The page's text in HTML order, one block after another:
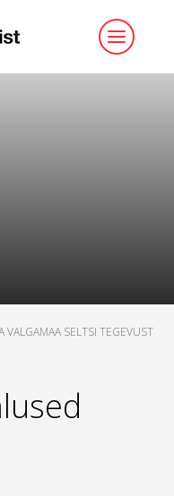
VALGAMAA SELTSI TEGEVUST